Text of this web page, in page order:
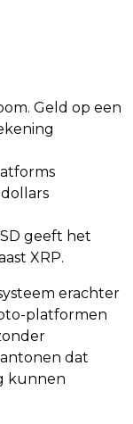
Geld op een
geeft het
XRP.
erachter
platformen
dat
kunnen